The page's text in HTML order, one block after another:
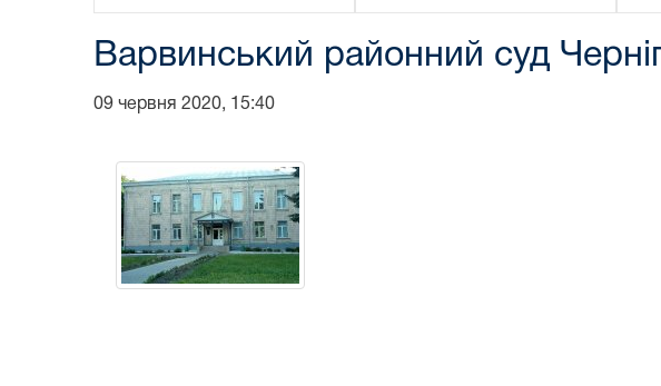
Варвинський районний суд
09 червня 2020, 15:40